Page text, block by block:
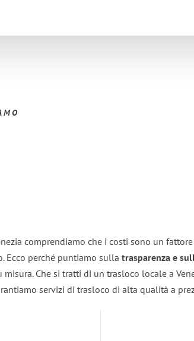
comprendiamo che i costi sono un
Ecco perché puntiamo sulla trasparenza e
Che si tratti di un trasloco locale a
servizi di trasloco di alta qualità a